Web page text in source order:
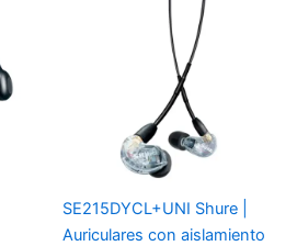
SE215DYCL+UNI Shure |
Auriculares con aislamiento